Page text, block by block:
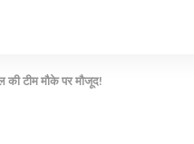
की टीम मौके पर मौजूद!